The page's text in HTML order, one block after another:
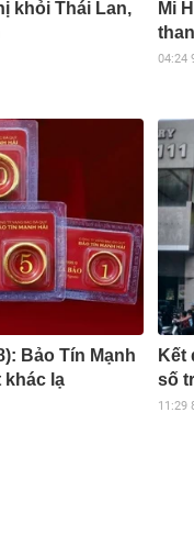
khỏi Thái Lan,
Mi
04:24
Bảo Tín Mạnh
khác lạ
Kết
số
11:29